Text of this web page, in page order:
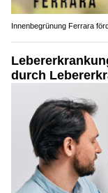
Innenbegrünung Ferrara
durch